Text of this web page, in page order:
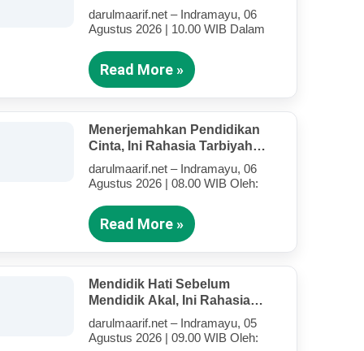
Kandung Di Tengah Kesibukan
Mengajar
darulmaarif.net – Indramayu, 06
Agustus 2026 | 10.00 WIB Dalam
Read More »
Menerjemahkan Pendidikan
Cinta, Ini Rahasia Tarbiyah
Rosululloh SAW Bagi Anak-
Anak Yang Terluka (Bagian IV)
darulmaarif.net – Indramayu, 06
Agustus 2026 | 08.00 WIB Oleh:
Read More »
Mendidik Hati Sebelum
Mendidik Akal, Ini Rahasia
Tarbiyah Rosululloh SAW Bagi
Anak-Anak Yang Terluka
darulmaarif.net – Indramayu, 05
Agustus 2026 | 09.00 WIB Oleh: